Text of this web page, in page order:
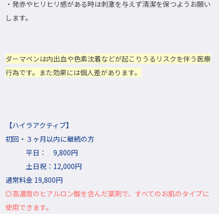
・発赤やヒリヒリ感がある時は刺激を与えず清潔を保つようお願い
します。
ダーマペンは内出血や色素沈着などが起こりうるリスクを伴う医療
行為です。また効果には個人差があります。
【ハイラアクティブ】
初回・３ヶ月以内に継続の方
平日： 9,800円
土日祝：12,000円
通常料金 19,800円
◎高濃度のヒアルロン酸を含んだ薬剤で、すべてのお肌のタイプに
使用できます。